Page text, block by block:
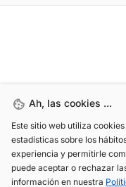
Ah, las cookies ...
Este sitio web utiliza
estadísticas sobre los
experiencia y permitirle
puede aceptar o rechazar
información en nuestra